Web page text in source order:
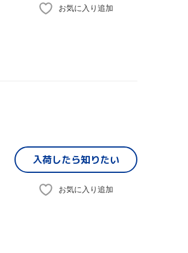
お気に入り追加
入荷したら知りたい
お気に入り追加